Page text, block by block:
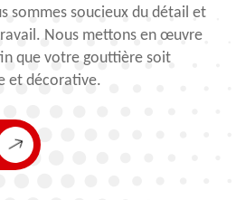
sommes soucieux du détail et
Nous mettons en œuvre
que votre gouttière soit
et décorative.